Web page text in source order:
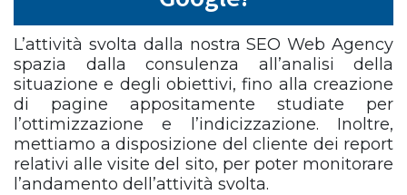
L’attività svolta dalla nostra SEO Web Agency
spazia dalla consulenza all’analisi della
situazione e degli obiettivi, fino alla creazione
di pagine appositamente studiate per
l’ottimizzazione e l’indicizzazione. Inoltre,
mettiamo a disposizione del cliente dei report
relativi alle visite del sito, per poter monitorare
l’andamento dell’attività svolta.